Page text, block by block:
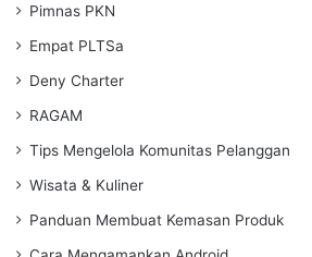
Pimnas PKN
Empat PLTSa
Deny Charter
RAGAM
Tips Mengelola Komunitas Pelanggan
Wisata & Kuliner
Panduan Membuat Kemasan Produk